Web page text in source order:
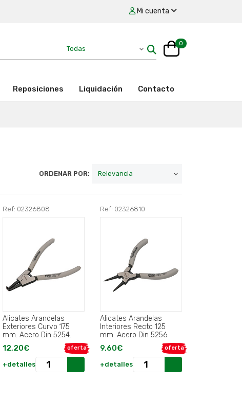
Mi cuenta
0
Reposiciones Liquidación Contacto
ORDENAR POR:
Ref: 02326808
Alicates Arandelas
Exteriores Curvo 175
mm. Acero Din 5254.
oferta
12,20€
+detalles
Ref: 02326810
Alicates Arandelas
Interiores Recto 125
mm. Acero Din 5256.
oferta
9,60€
+detalles